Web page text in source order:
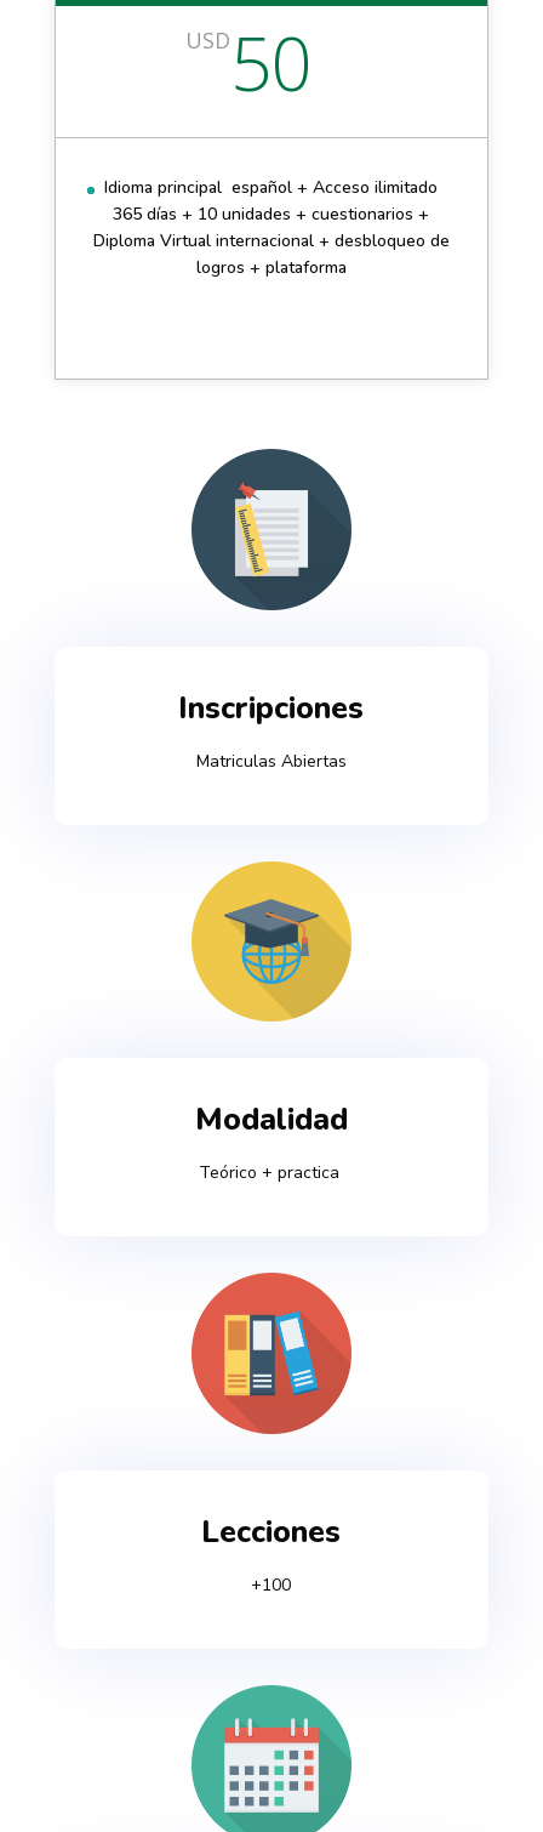
USD 50
Idioma principal español + Acceso ilimitado
365 días + 10 unidades + cuestionarios +
Diploma Virtual internacional + desbloqueo de
logros + plataforma
Inscripciones
Matriculas Abiertas
Modalidad
Teórico + practica
Lecciones
+100